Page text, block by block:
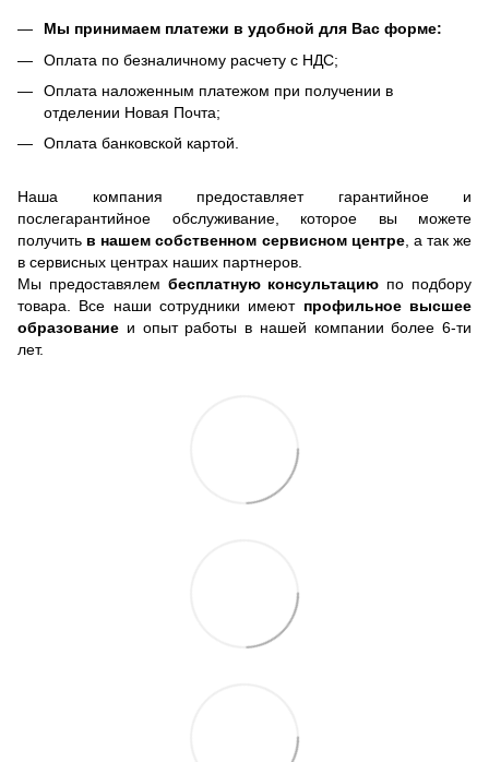
Мы принимаем платежи в удобной для Вас форме:
Оплата по безналичному расчету с НДС;
Оплата наложенным платежом при получении в
отделении Новая Почта;
Оплата банковской картой.
Наша компания предоставляет гарантийное и
послегарантийное обслуживание, которое вы можете
получить в нашем собственном сервисном центре, а так же
в сервисных центрах наших партнеров.
Мы предоставялем бесплатную консультацию по подбору
товара. Все наши сотрудники имеют профильное высшее
образование и опыт работы в нашей компании более 6-ти
лет.